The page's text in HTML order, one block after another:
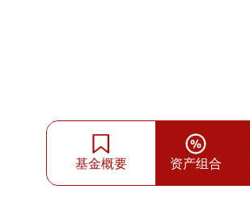
基金概要 资产组合